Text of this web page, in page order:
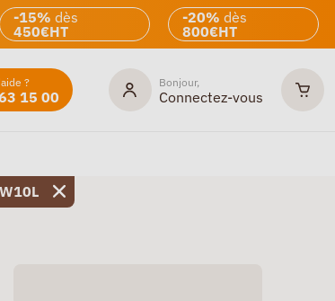
-15% dès
450€HT
-20% dès
800€HT
?
15 00
Bonjour,
Connectez-vous